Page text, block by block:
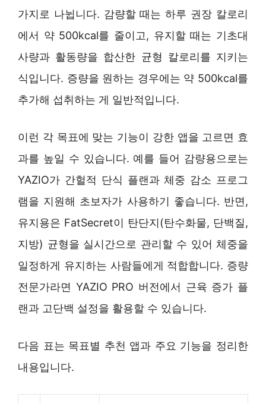
가지로 나뉩니다. 감량할 때는 하루 권장 칼로리
에서 약 500kcal를 줄이고, 유지할 때는 기초대
사량과 활동량을 합산한 균형 칼로리를 지키는
식입니다. 증량을 원하는 경우에는 약 500kcal를
추가해 섭취하는 게 일반적입니다.
이런 각 목표에 맞는 기능이 강한 앱을 고르면 효
과를 높일 수 있습니다. 예를 들어 감량용으로는
YAZIO가 간헐적 단식 플랜과 체중 감소 프로그
램을 지원해 초보자가 사용하기 좋습니다. 반면,
유지용은 FatSecret이 탄단지(탄수화물, 단백질,
지방) 균형을 실시간으로 관리할 수 있어 체중을
일정하게 유지하는 사람들에게 적합합니다. 증량
전문가라면 YAZIO PRO 버전에서 근육 증가 플
랜과 고단백 설정을 활용할 수 있습니다.
다음 표는 목표별 추천 앱과 주요 기능을 정리한
내용입니다.